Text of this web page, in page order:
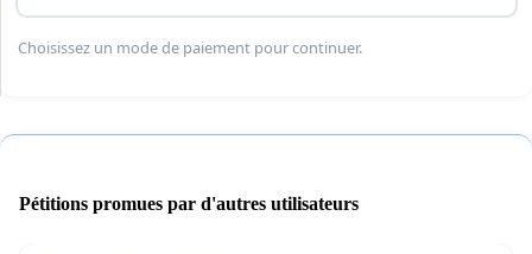
Choisissez un mode de paiement pour continuer.
Pétitions promues par d'autres utilisateurs